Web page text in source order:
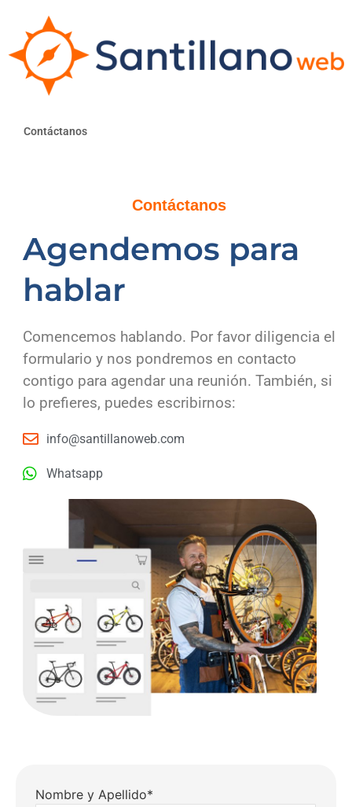
Contáctanos
Contáctanos
Agendemos para
hablar
Comencemos hablando. Por favor diligencia el
formulario y nos pondremos en contacto
contigo para agendar una reunión. También, si
lo prefieres, puedes escribirnos:
info@santillanoweb.com
Whatsapp
Nombre y Apellido*